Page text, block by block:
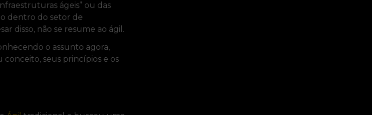
ágeis” ou das
dentro do setor de
disso, não se resume ao ágil.
o assunto agora,
conceito, seus princípios e os